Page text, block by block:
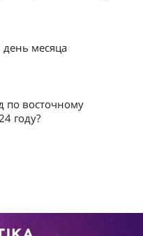
месяца
по восточному
году?